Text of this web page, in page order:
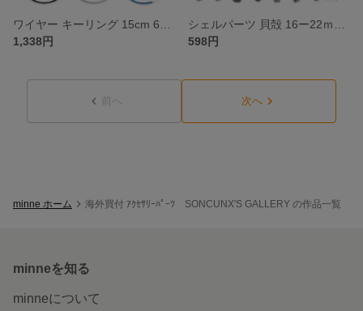
1,338円
598円
前へ 次へ
minne ホーム 海外買付 ｱｸｾｻﾘｰﾊﾟｰﾂ SONCUNX'S GALLERY の作品一覧
minneを知る
minneについて